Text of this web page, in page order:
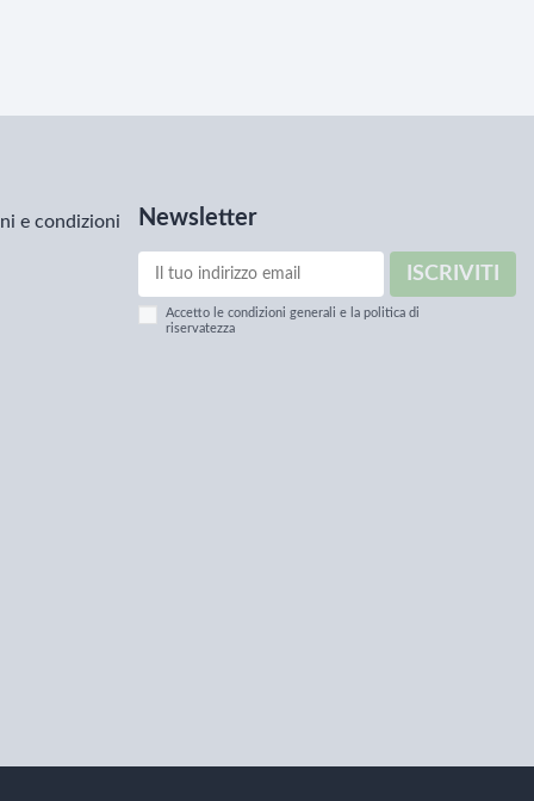
e condizioni Newsletter
ISCRIVITI
Accetto le condizioni generali e la politica di
riservatezza